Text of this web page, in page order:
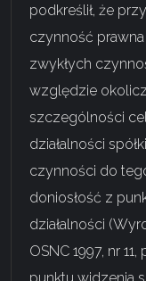
podkreślił, że
czynność
zwykłych
względzie
szczególności
działalności
czynności do
doniosłość z
działalności
OSNC 1997, nr
punktu widzenia